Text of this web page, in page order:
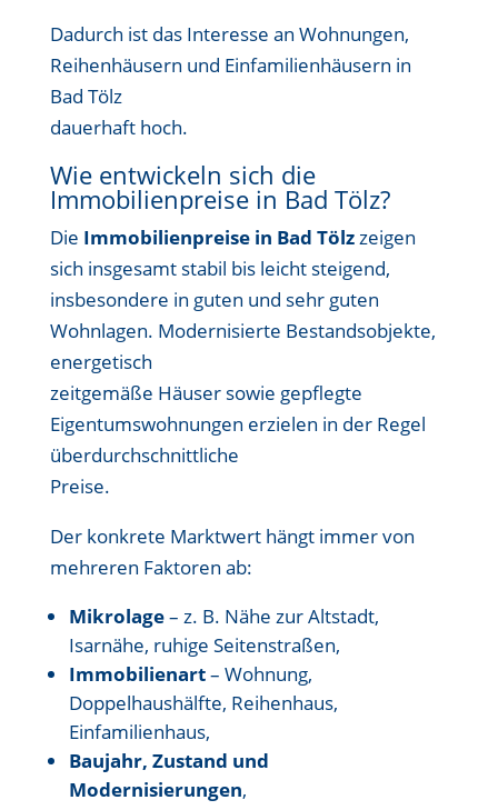
Dadurch ist das Interesse an Wohnungen,
Reihenhäusern und Einfamilienhäusern in
Bad Tölz
dauerhaft hoch.
Wie entwickeln sich die
Immobilienpreise in Bad Tölz?
Die Immobilienpreise in Bad Tölzzeigen
sich insgesamt stabil bis leicht steigend,
insbesondere in guten und sehr guten
Wohnlagen. Modernisierte Bestandsobjekte,
energetisch
zeitgemäße Häuser sowie gepflegte
Eigentumswohnungen erzielen in der Regel
überdurchschnittliche
Preise.
Der konkrete Marktwert hängt immer von
mehreren Faktoren ab:
Mikrolage– z. B. Nähe zur Altstadt,
Isarnähe, ruhige Seitenstraßen,
Immobilienart– Wohnung,
Doppelhaushälfte, Reihenhaus,
Einfamilienhaus,
Baujahr, Zustand und
Modernisierungen,